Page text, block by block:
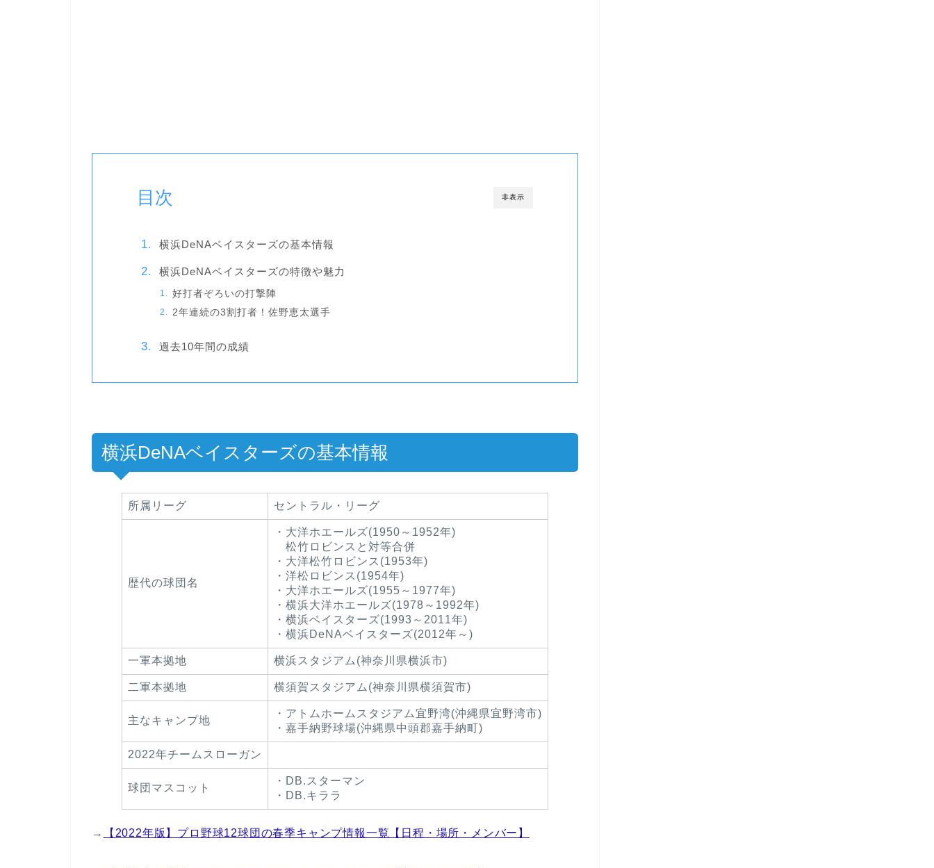
非表示
目次
横浜DeNAベイスターズの基本情報
横浜DeNAベイスターズの特徴や魅力
好打者ぞろいの打撃陣
2年連続の3割打者！佐野恵太選手
過去10年間の成績
横浜DeNAベイスターズの基本情報
所属リーグ セントラル・リーグ
歴代の球団名
・大洋ホエールズ(1950～1952年)
松竹ロビンスと対等合併
・大洋松竹ロビンス(1953年)
・洋松ロビンス(1954年)
・大洋ホエールズ(1955～1977年)
・横浜大洋ホエールズ(1978～1992年)
・横浜ベイスターズ(1993～2011年)
・横浜DeNAベイスターズ(2012年～)
一軍本拠地 横浜スタジアム(神奈川県横浜市)
二軍本拠地 横須賀スタジアム(神奈川県横須賀市)
主なキャンプ地
・アトムホームスタジアム宜野湾(沖縄県宜野湾市)
・嘉手納野球場(沖縄県中頭郡嘉手納町)
2022年チームスローガン
球団マスコット
・DB.スターマン
・DB.キララ
→ 【2022年版】プロ野球12球団の春季キャンプ情報一覧【日程・場所・メンバー】